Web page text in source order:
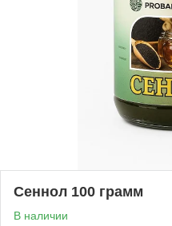
Сеннол 100 грамм
В наличии